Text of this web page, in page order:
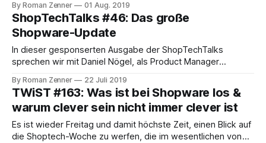
zwischen ExcitingCommerce (Quo vadis Shopware?
Backend-Services vs. Frontend-Services ) und uns (TWiST
#164: Shoptech oder Händler: Wer muss smarter sein?)
mitbekommen haben. Was
By Roman Zenner 01 Aug. 2019
ShopTechTalks #46: Das große
Shopware-Update
In dieser gesponserten Ausgabe der ShopTechTalks
sprechen wir mit Daniel Nögel, als Product Manager
Shopware. In diesem Rahmen war er an Projekten wie der
B2B Suite, der Shopware Enterprise Search und Shopware 6
beteiligt. Als Shopware-Veteran kennt man ihn unter
anderem aus dem
By Roman Zenner 22 Juli 2019
TWiST #163: Was ist bei Shopware los &
warum clever sein nicht immer clever ist
Es ist wieder Freitag und damit höchste Zeit, einen Blick auf
die Shoptech-Woche zu werfen, die im wesentlichen von